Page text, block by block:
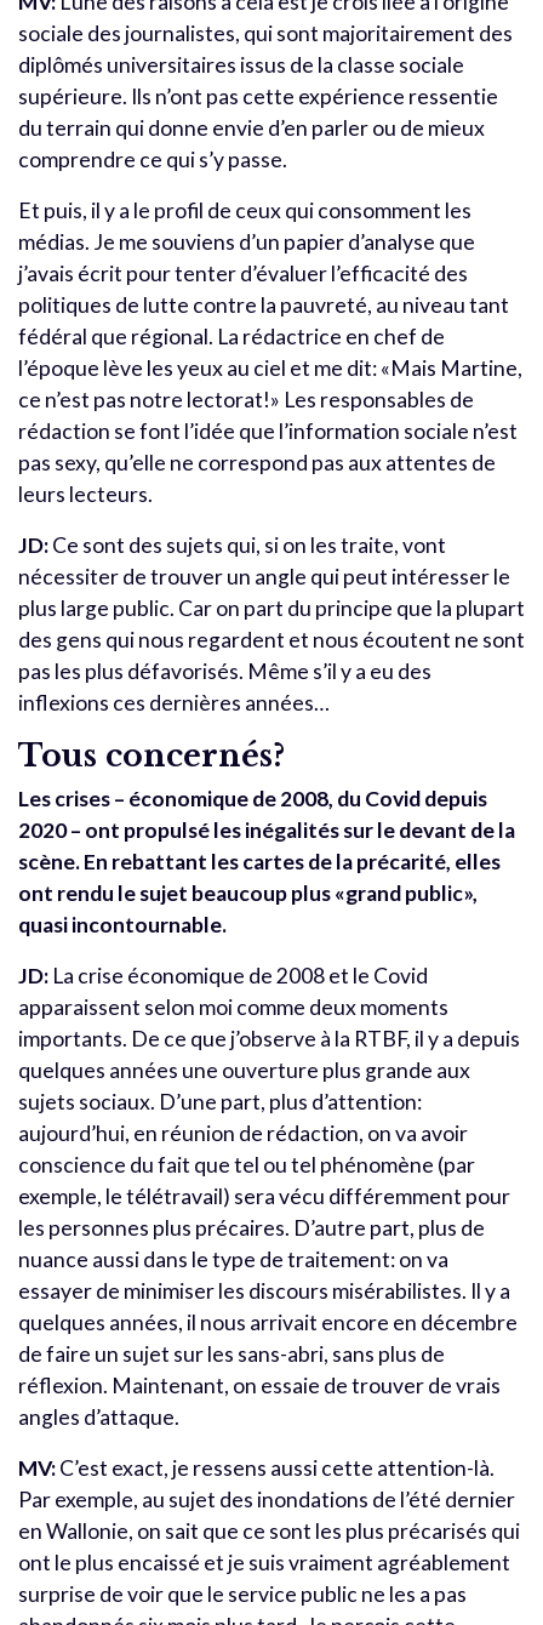
sociale des journalistes, qui sont majoritairement des
diplômés universitaires issus de la classe sociale
supérieure. Ils n’ont pas cette expérience ressentie
du terrain qui donne envie d’en parler ou de mieux
comprendre ce qui s’y passe.
Et puis, il y a le profil de ceux qui consomment les
médias. Je me souviens d’un papier d’analyse que
j’avais écrit pour tenter d’évaluer l’efficacité des
politiques de lutte contre la pauvreté, au niveau tant
fédéral que régional. La rédactrice en chef de
l’époque lève les yeux au ciel et me dit: «Mais Martine,
ce n’est pas notre lectorat!» Les responsables de
rédaction se font l’idée que l’information sociale n’est
pas sexy, qu’elle ne correspond pas aux attentes de
leurs lecteurs.
JD:Ce sont des sujets qui, si on les traite, vont
nécessiter de trouver un angle qui peut intéresser le
plus large public. Car on part du principe que la plupart
des gens qui nous regardent et nous écoutent ne sont
pas les plus défavorisés. Même s’il y a eu des
inflexions ces dernières années…
Tous concernés?
Les crises – économique de 2008, du Covid depuis
2020 – ont propulsé les inégalités sur le devant de la
scène. En rebattant les cartes de la précarité, elles
ont rendu le sujet beaucoup plus «grand public»,
quasi incontournable.
JD: La crise économique de 2008 et le Covid
apparaissent selon moi comme deux moments
importants. De ce que j’observe à la RTBF, il y a depuis
quelques années une ouverture plus grande aux
sujets sociaux. D’une part, plus d’attention:
aujourd’hui, en réunion de rédaction, on va avoir
conscience du fait que tel ou tel phénomène (par
exemple, le télétravail) sera vécu différemment pour
les personnes plus précaires. D’autre part, plus de
nuance aussi dans le type de traitement: on va
essayer de minimiser les discours misérabilistes. Il y a
quelques années, il nous arrivait encore en décembre
de faire un sujet sur les sans-abri, sans plus de
réflexion. Maintenant, on essaie de trouver de vrais
angles d’attaque.
MV:C’est exact, je ressens aussi cette attention-là.
Par exemple, au sujet des inondations de l’été dernier
en Wallonie, on sait que ce sont les plus précarisés qui
ont le plus encaissé et je suis vraiment agréablement
surprise de voir que le service public ne les a pas